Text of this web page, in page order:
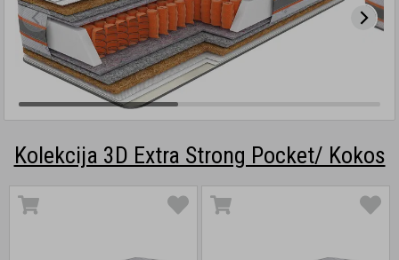
Kolekcija 3D Extra Strong Pocket/ Kokos